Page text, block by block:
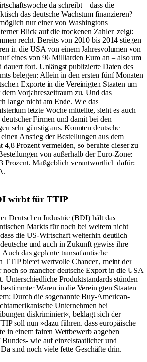
da schreibt – dass die
das deutsche Wachstum finanzieren?
nur einer von Washingtons
Blick auf die trockenen Zahlen zeigt:
recht. Bereits von 2010 bis 2014 stiegen
in die USA von einem Jahresvolumen von
eines von 96 Milliarden Euro an – also um
dauert fort. Unlängst publizierte Daten des
belegen: Allein in den ersten fünf Monaten
Exporte in die Vereinigten Staaten um
dem Vorjahreszeitraum zu. Und das
lange nicht am Ende. Wie das
letzte Woche mitteilte, sieht es auch
Firmen und damit bei den
sehr günstig aus. Konnten deutsche
Anstieg der Bestellungen aus dem
4,8 Prozent vermelden, so beruhte dieser zu
von außerhalb der Euro-Zone:
Prozent. Maßgeblich verantwortlich dafür:
wirbt für TTIP
Deutschen Industrie (BDI) hält das
Markts für noch bei weitem nicht
die US-Wirtschaft weiterhin deutlich
und auch in Zukunft gewiss ihre
das geplante transatlantische
TTIP bietet wertvolle Chancen, meint der
so mancher deutsche Export in die USA
Unterschiedliche Produktstandards stünden
Waren in die Vereinigten Staaten
Durch die sogenannte Buy-American-
Unternehmen bei
diskriminiert«, beklagt sich der
soll nun »dazu führen, dass europäische
in einem fairen Wettbewerb abgeben
wie auf einzelstaatlicher und
sind noch viele fette Geschäfte drin.